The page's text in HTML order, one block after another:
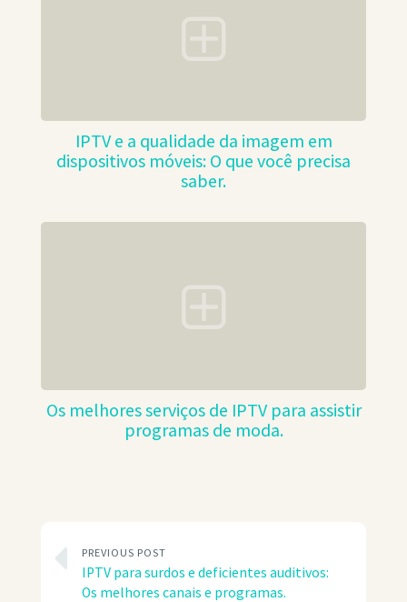
IPTV e a qualidade da imagem em
dispositivos móveis: O que você precisa
saber.
Os melhores serviços de IPTV para assistir
programas de moda.
PREVIOUS POST
IPTV para surdos e deficientes auditivos:
Os melhores canais e programas.